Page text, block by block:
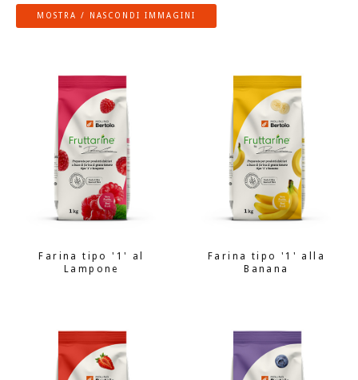
MOSTRA / NASCONDI IMMAGINI
Farina tipo '1' al
Lampone
Farina tipo '1' alla
Banana